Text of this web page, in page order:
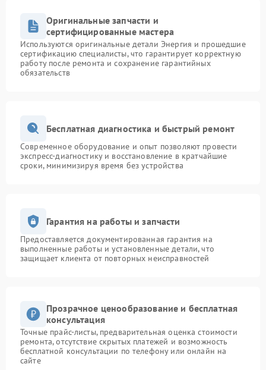
Оригинальные запчасти и
сертифицированные мастера
Используются оригинальные детали Энергия и прошедшие
сертификацию специалисты, что гарантирует корректную
работу после ремонта и сохранение гарантийных
обязательств
Бесплатная диагностика и быстрый ремонт
Современное оборудование и опыт позволяют провести
экспресс-диагностику и восстановление в кратчайшие
сроки, минимизируя время без устройства
Гарантия на работы и запчасти
Предоставляется документированная гарантия на
выполненные работы и установленные детали, что
защищает клиента от повторных неисправностей
Прозрачное ценообразование и бесплатная
консультация
Точные прайс-листы, предварительная оценка стоимости
ремонта, отсутствие скрытых платежей и возможность
бесплатной консультации по телефону или онлайн на
сайте